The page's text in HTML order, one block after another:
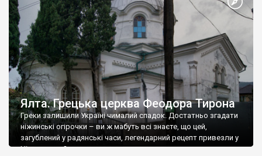
Ялта. Грецька церква Феодора Тирона
Греки залишили Україні чималий спадок. Достатньо згадати
ніжинські огірочки – ви ж мабуть всі знаєте, що цей,
загублений у радянські часи, легендарний рецепт привезли у
Ніжин греки?